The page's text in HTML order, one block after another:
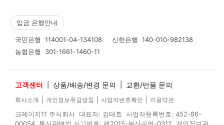
입금 은행안내
국민은행 114001-04-134108 신한은행 140-010-982138
농협은행 301-1661-1460-11
고객센터 상품/배송/변경 문의 교환/반품 문의
회사소개 개인정보취급방침 사업자번호확인 이용약관
크레이지11 주식회사 대표자: 김태효 사업자등록번호: 452-86-